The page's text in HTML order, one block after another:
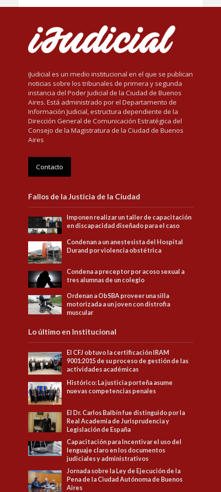
iJudicial es un medio institucional en el que se publican
noticias sobre los tribunales de primera y segunda
instancia del Poder Judicial de la Ciudad de Buenos
Aires. Está administrado por el Departamento de
Información Judicial, estructura dependiente de la
Dirección General de Comunicación Estratégica del
Consejo de la Magistratura de la Ciudad de Buenos
Aires
Contacto
Fallos de la Justicia de la Ciudad
Imponen realizar un taller de capacitación
en discapacidad diseñado para el caso
Condenan a un anestesista del Hospital
Durand por violencia obstétrica
Condena a preceptor por acoso sexual a
tres alumnas de un colegio
Ordenan a ObSBA proveer una silla
motorizada a un joven con distrofia
muscular
Lo último en Institucional
El CFJ obtuvo la certificación IRAM
9001:2015 de su proceso de gestión de las
actividades académicas
Histórico: La justicia porteña asume
nuevas competencias penales
El Dr. Carlos Balbín fue distinguido por la
Real Academia de Jurisprudencia y
Legislación de España
Capacitación para Incentivar el uso del
lenguaje claro en los documentos
judiciales y administrativos
Jornada sobre la Ley de Ejecución de la
Pena de la Ciudad Autónoma de Buenos
Aires